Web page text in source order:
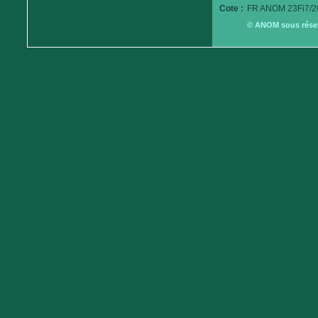
Cote : FR ANOM 23Fi7/
© ANOM sous